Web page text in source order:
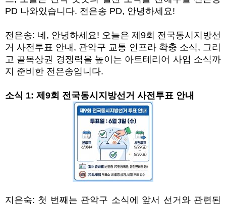
PD 나와있습니다. 전은송 PD, 안녕하세요!
전은송: 네 , 안녕하세요! 오늘은 제 9회 전국동시지방선
거 사전투표 안내 , 관악구 교통 인프라 확충 소식, 그리
고 골목상권 경쟁력을 높이는 아트테리어 사업 소식까
지 준비한 전은송입니다.
소식 1: 제 9회 전국동시지방선거 사전투표 안내
지은숙: 첫 번째는 관악구 소식에 앞서 선거와 관련된